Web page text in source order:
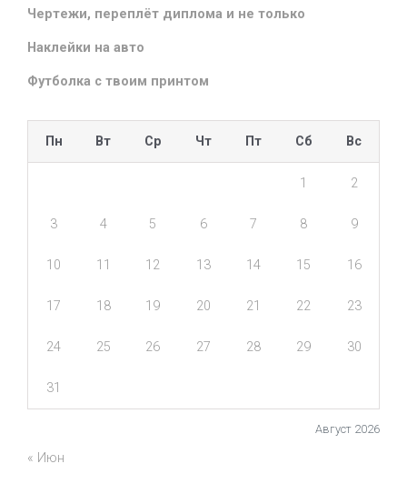
Чертежи, переплёт диплома и не только
Наклейки на авто
Футболка с твоим принтом
Август 2026
Пн Вт Ср Чт Пт Сб Вс
1 2
3 4 5 6 7 8 9
10 11 12 13 14 15 16
17 18 19 20 21 22 23
24 25 26 27 28 29 30
31
« Июн